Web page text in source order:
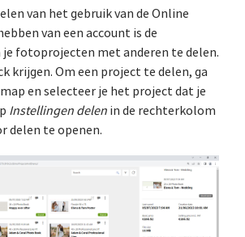
van het gebruik van de Online
van een account is de
fotoprojecten met anderen te delen.
krijgen. Om een project te delen, ga
en selecteer je het project dat je
Instellingen delen in de rechterkolom
delen te openen.